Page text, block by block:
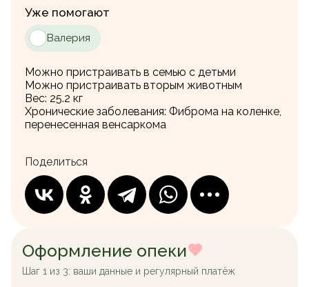
Уже помогают
Валерия
Можно пристраивать в семью с детьми
Можно пристраивать вторым животным
Вес: 25.2 кг
Хронические заболевания: Фиброма на коленке,
перенесенная венсаркома
Поделиться
Оформление опеки
Шаг 1 из 3: ваши данные и регулярный платёж